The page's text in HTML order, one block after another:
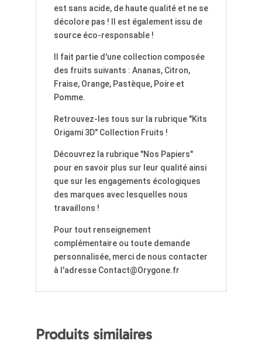
est sans acide, de haute qualité et ne se
décolore pas ! Il est également issu de
source éco-responsable !
Il fait partie d'une collection composée
des fruits suivants : Ananas, Citron,
Fraise, Orange, Pastèque, Poire et
Pomme.
Retrouvez-les tous sur la rubrique "Kits
Origami 3D" Collection Fruits !
Découvrez la rubrique "Nos Papiers"
pour en savoir plus sur leur qualité ainsi
que sur les engagements écologiques
des marques avec lesquelles nous
travaillons !
Pour tout renseignement
complémentaire ou toute demande
personnalisée, merci de nous contacter
à l'adresse Contact@Orygone.fr
Produits similaires